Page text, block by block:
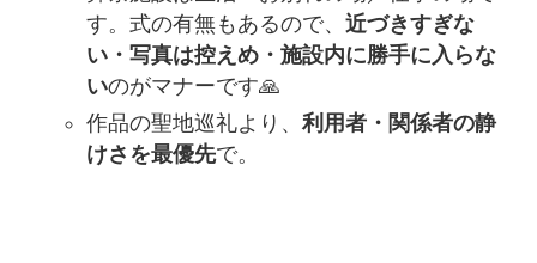
す。式の有無もあるので、 近づきすぎな
い・写真は控えめ・施設内に勝手に入らな
いのがマナーです🙏
作品の聖地巡礼より、 利用者・関係者の静
けさを最優先で。